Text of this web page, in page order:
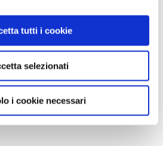
tutti i cookie
selezionati
i cookie necessari